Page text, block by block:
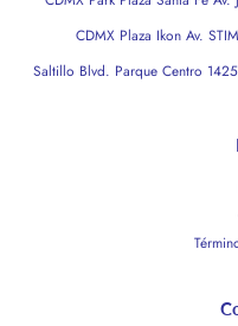
CDMX Plaza Ikon Av.
Saltillo Blvd. Parque Centro